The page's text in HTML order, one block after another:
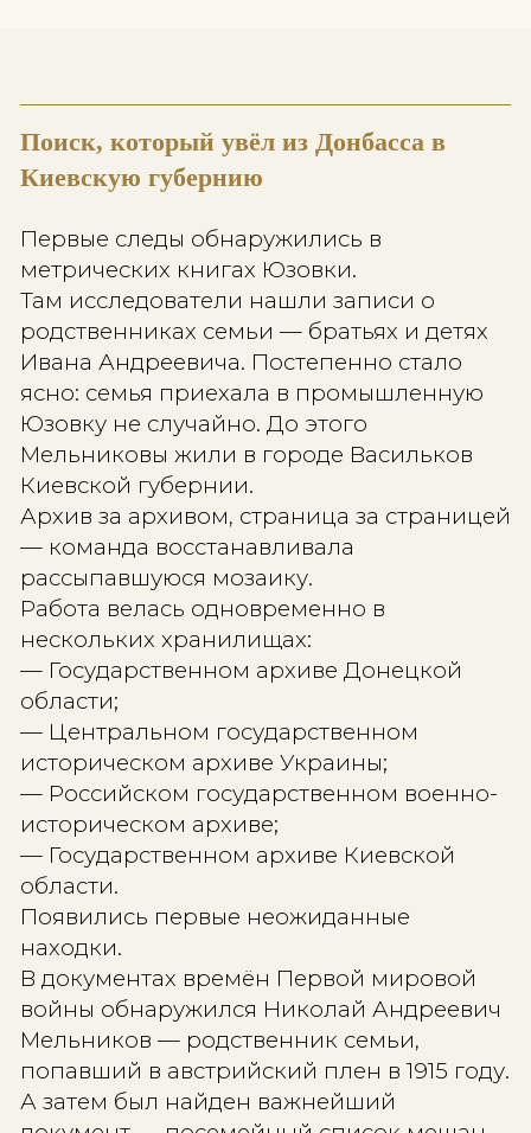
никто уже не мог сказать.
Всё, что было у исследователей в
рождении и венчании.
Таких документов в архивах
иногда именно за ними
история длиной в двести
Поиск, который увёл из Донбасса в
Киевскую губернию
Первые следы обнаружились в
метрических книгах Юзовки.
Там исследователи нашли записи о
родственниках семьи — братьях и
Ивана Андреевича. Постепенно
ясно: семья приехала в
Юзовку не случайно. До этого
Мельниковы жили в городе
Киевской губернии.
Архив за архивом, страница за
— команда восстанавливала